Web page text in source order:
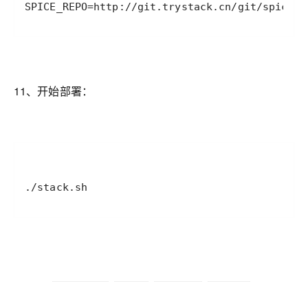
SPICE_REPO=http://git.trystack.cn/git/spice/
11、开始部署：
./stack.sh